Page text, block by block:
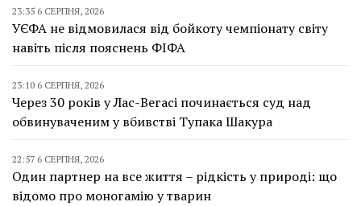
23:35 6 СЕРПНЯ, 2026
УЄФА не відмовилася від бойкоту чемпіонату світу
навіть після пояснень ФІФА
23:10 6 СЕРПНЯ, 2026
Через 30 років у Лас-Вегасі починається суд над
обвинуваченим у вбивстві Тупака Шакура
22:57 6 СЕРПНЯ, 2026
Один партнер на все життя – рідкість у природі: що
відомо про моногамію у тварин